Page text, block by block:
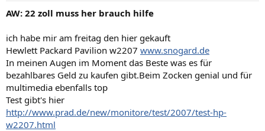
AW: 22 zoll muss her brauch hilfe
ich habe mir am freitag den hier gekauft
Hewlett Packard Pavilion w2207 www.snogard.de
In meinen Augen im Moment das Beste was es für
bezahlbares Geld zu kaufen gibt.Beim Zocken genial und für
multimedia ebenfalls top
Test gibt's hier
http://www.prad.de/new/monitore/test/2007/test-hp-
w2207.html